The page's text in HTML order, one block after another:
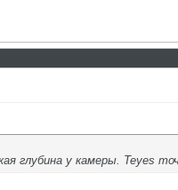
у камеры. Teyes